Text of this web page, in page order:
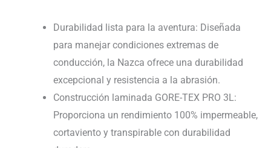
Durabilidad lista para la aventura: Diseñada
para manejar condiciones extremas de
conducción, la Nazca ofrece una durabilidad
excepcional y resistencia a la abrasión.
Construcción laminada GORE-TEX PRO 3L:
Proporciona un rendimiento 100% impermeable,
cortaviento y transpirable con durabilidad